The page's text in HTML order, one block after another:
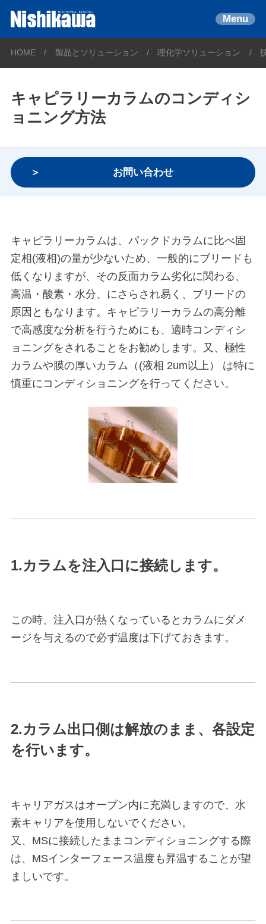
Menu
HOME 製品とソリューション 理化学ソリューション
キャピラリーカラムのコンディシ
ョニング方法
お問い合わせ
キャピラリーカラムは、パックドカラムに比べ固
定相(液相)の量が少ないため、一般的にブリードも
低くなりますが、その反面カラム劣化に関わる、
高温・酸素・水分、にさらされ易く、ブリードの
原因ともなります。キャピラリーカラムの高分離
で高感度な分析を行うためにも、適時コンディシ
ョニングをされることをお勧めします。又、極性
カラムや膜の厚いカラム（(液相 2um以上） は特に
慎重にコンディショニングを行ってください。
1.カラムを注入口に接続します。
この時、注入口が熱くなっているとカラムにダメ
ージを与えるので必ず温度は下げておきます。
2.カラム出口側は解放のまま、各設定
を行います。
キャリアガスはオーブン内に充満しますので、水
素キャリアを使用しないでください。
又、MSに接続したままコンディショニングする際
は、MSインターフェース温度も昇温することが望
ましいです。